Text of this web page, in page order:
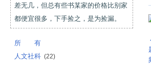
差无几，但总有些书某家的价格比别家
都便宜很多，下手捡之，是为捡漏。
所 有
人文社科 (22)